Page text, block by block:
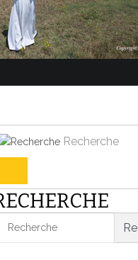
Recherche